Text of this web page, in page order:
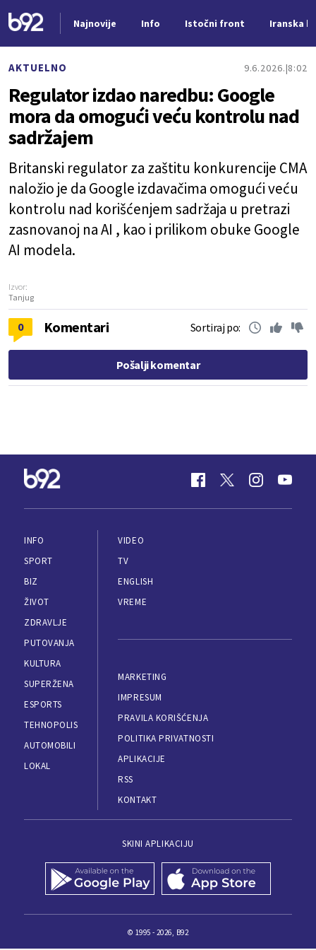
Najnovije Info Istočni front Iranska
AKTUELNO 9.6.2026. 8:02
Regulator izdao naredbu: Google
mora da omogući veću kontrolu nad
sadržajem
Britanski regulator za zaštitu konkurencije CMA
naložio je da Google izdavačima omogući veću
kontrolu nad korišćenjem sadržaja u pretrazi
zasnovanoj na AI , kao i prilikom obuke Google
AI modela.
Izvor:
Tanjug
0 Komentari Sortiraj po:
Pošalji komentar
INFO
SPORT
BIZ
ŽIVOT
ZDRAVLJE
PUTOVANJA
KULTURA
SUPERŽENA
ESPORTS
TEHNOPOLIS
AUTOMOBILI
LOKAL
VIDEO
TV
ENGLISH
VREME
MARKETING
IMPRESUM
PRAVILA KORIŠĆENJA
POLITIKA PRIVATNOSTI
APLIKACIJE
RSS
KONTAKT
SKINI APLIKACIJU
© 1995 - 2026, B92